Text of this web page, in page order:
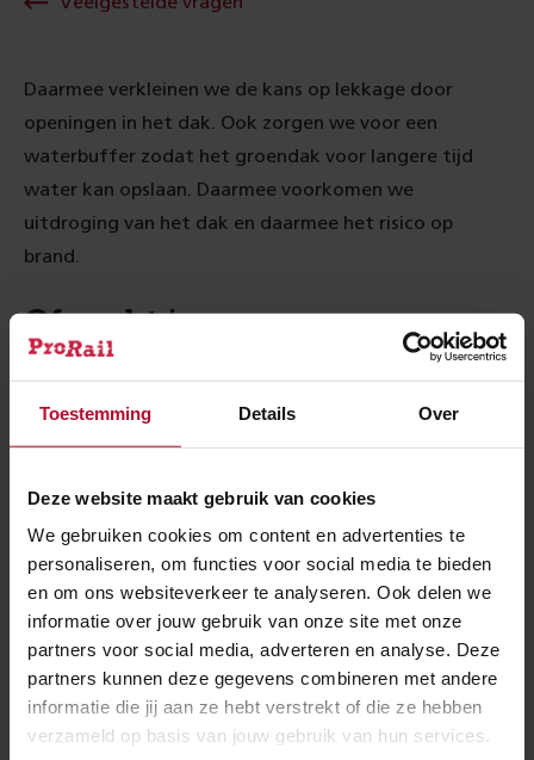
Toestemming Details Over
Deze website maakt gebruik van cookies
We gebruiken cookies om content en advertenties te
personaliseren, om functies voor social media te bieden
en om ons websiteverkeer te analyseren. Ook delen we
informatie over jouw gebruik van onze site met onze
partners voor social media, adverteren en analyse. Deze
partners kunnen deze gegevens combineren met andere
informatie die jij aan ze hebt verstrekt of die ze hebben
verzameld op basis van jouw gebruik van hun services.
Daarmee verkleinen we de kans op lekkage door
openingen in het dak. Ook zorgen we voor een
waterbuffer zodat het groendak voor langere tijd
water kan opslaan. Daarmee voorkomen we
uitdroging van het dak en daarmee het risico op
brand.
Of zocht je een naar een
antwoord op deze vraag?
Waarom moeten de bestaande gebouwen
vervangen worden?
Is het niet veel duurder om op deze manier te
Hoe snel kun je een module plaatsen of